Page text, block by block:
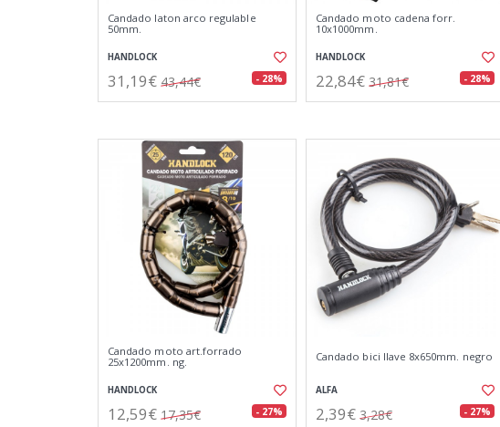
Candado laton arco regulable
50mm.
HANDLOCK
31,19€ 43,44€ - 28%
Candado moto cadena forr.
10x1000mm.
HANDLOCK
22,84€ 31,81€ - 28%
Candado moto art.forrado
25x1200mm. ng.
HANDLOCK
12,59€ 17,35€ - 27%
Candado bici llave 8x650mm. negro
ALFA
2,39€ 3,28€ - 27%